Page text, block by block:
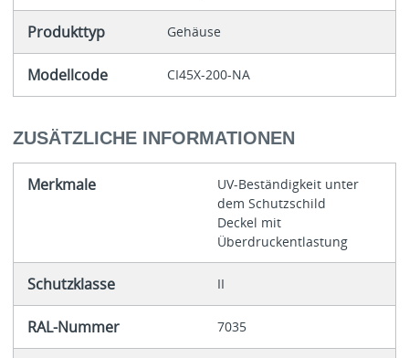
Produkttyp Gehäuse
Modellcode CI45X-200-NA
ZUSÄTZLICHE INFORMATIONEN
Merkmale
UV-Beständigkeit unter
dem Schutzschild
Deckel mit
Überdruckentlastung
Schutzklasse II
RAL-Nummer 7035